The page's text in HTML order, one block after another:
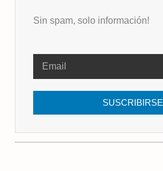
Sin spam, solo información!
SUSCRIBIRSE